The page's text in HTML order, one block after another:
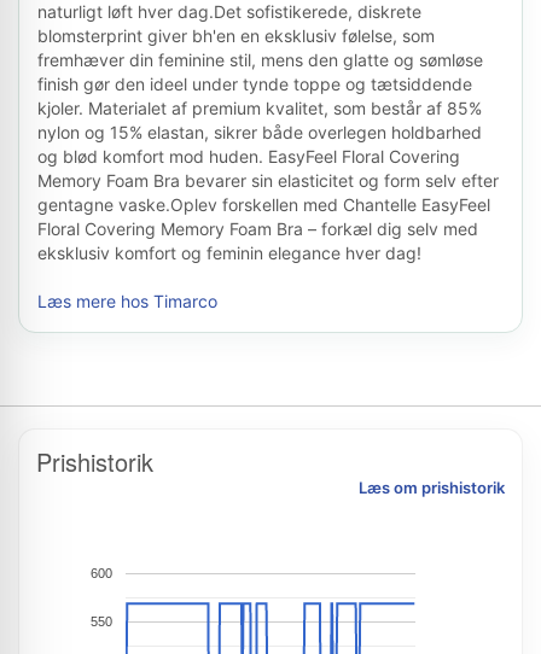
naturligt løft hver dag.Det sofistikerede, diskrete
blomsterprint giver bh'en en eksklusiv følelse, som
fremhæver din feminine stil, mens den glatte og sømløse
finish gør den ideel under tynde toppe og tætsiddende
kjoler. Materialet af premium kvalitet, som består af 85%
nylon og 15% elastan, sikrer både overlegen holdbarhed
og blød komfort mod huden. EasyFeel Floral Covering
Memory Foam Bra bevarer sin elasticitet og form selv efter
gentagne vaske.Oplev forskellen med Chantelle EasyFeel
Floral Covering Memory Foam Bra – forkæl dig selv med
eksklusiv komfort og feminin elegance hver dag!
Læs mere hos Timarco
Prishistorik
Læs om prishistorik
550
600